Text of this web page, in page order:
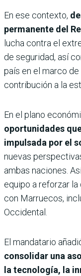
En ese contexto,
permanente del
lucha contra el
de seguridad, así
país en el marco
contribución a la
En el plano
oportunidades
impulsada por el
nuevas
ambas naciones.
equipo a reforzar
con Marruecos,
Occidental.
El mandatario
consolidar una
la tecnología, la